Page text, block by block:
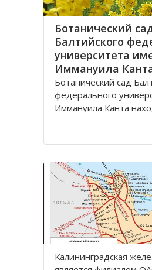
Ботанический
Балтийского
университета
Иммануила
Ботанический сад
федерального
Иммануила Канта
Калининград.
Зеленая зона, общей
13,57 га, расположена
улицами Лесная,
Парковая аллея и
железнодорожной
Калининград
Калининградская